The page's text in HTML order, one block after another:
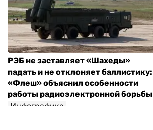
РЭБ не заставляет «Шахеды»
падать и не отклоняет баллистику:
«Флеш» объяснил особенности
работы радиоэлектронной борьбы
Инфографика